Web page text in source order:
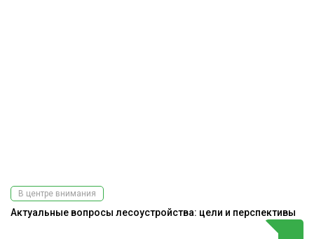
В центре внимания
Актуальные вопросы лесоустройства: цели и перспективы